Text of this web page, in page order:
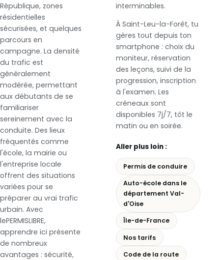
République, zones
résidentielles
sécurisées, et quelques
parcours en
campagne. La densité
du trafic est
généralement
modérée, permettant
aux débutants de se
familiariser
sereinement avec la
conduite. Des lieux
fréquentés comme
l'école, la mairie ou
l'entreprise locale
offrent des situations
variées pour se
préparer au vrai trafic
urbain. Avec
lePERMISLIBRE,
apprendre ici présente
de nombreux
avantages : sécurité,
interminables.
À Saint-Leu-la-Forêt, tu
gères tout depuis ton
smartphone : choix du
moniteur, réservation
des leçons, suivi de la
progression, inscription
à l'examen. Les
créneaux sont
disponibles 7j/7, tôt le
matin ou en soirée.
Aller plus loin :
Permis de conduire
Auto-école dans le
département Val-
d'Oise
Île-de-France
Nos tarifs
Code de la route